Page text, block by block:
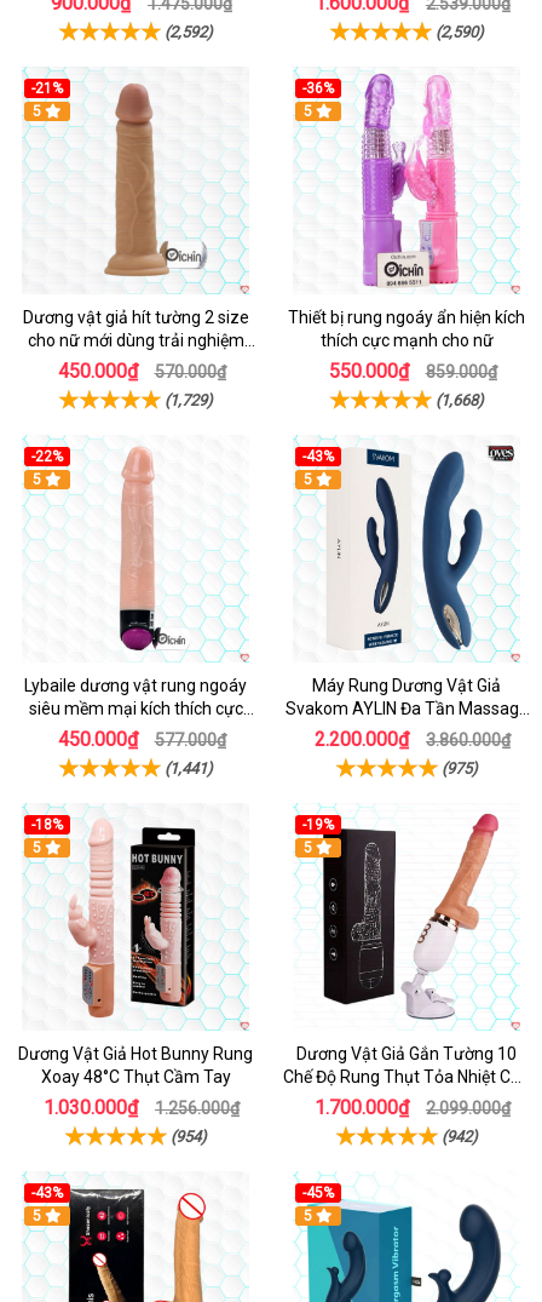
(2,592) (2,590)
-21%
Hot
5
Dương vật giả hít tường 2 size
cho nữ mới dùng trải nghiệm
thật
450.000₫ 570.000₫
(1,729)
-36%
Hot
5
Thiết bị rung ngoáy ẩn hiện kích
thích cực mạnh cho nữ
550.000₫ 859.000₫
(1,668)
-22%
Hot
5
Lybaile dương vật rung ngoáy
siêu mềm mại kích thích cực
mạnh
450.000₫ 577.000₫
(1,441)
-43%
Hot
5
Máy Rung Dương Vật Giả
Svakom AYLIN Đa Tần Massage
Sướng
2.200.000₫ 3.860.000₫
(975)
-18%
Hot
5
Dương Vật Giả Hot Bunny Rung
Xoay 48°C Thụt Cầm Tay
1.030.000₫ 1.256.000₫
(954)
-19%
Hot
5
Dương Vật Giả Gắn Tường 10
Chế Độ Rung Thụt Tỏa Nhiệt Cao
Cấp
1.700.000₫ 2.099.000₫
(942)
-43%
5
-45%
Hot
5